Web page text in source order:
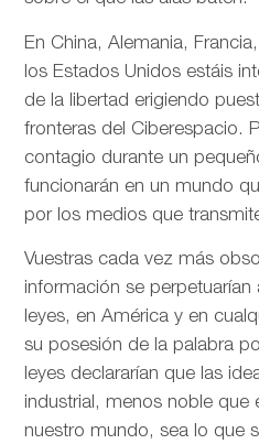
En China, Alemania,
los Estados Unidos estáis
de la libertad erigiendo
fronteras del Ciberespacio.
contagio durante un
funcionarán en un mundo
por los medios que
Vuestras cada vez más
información se
leyes, en América y en
su posesión de la palabra
leyes declararían que las
industrial, menos noble que
nuestro mundo, sea lo que